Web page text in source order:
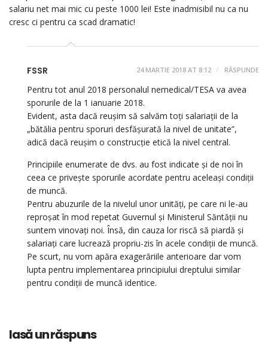
salariu net mai mic cu peste 1000 lei! Este inadmisibil nu ca nu
cresc ci pentru ca scad dramatic!
FSSR 24 MARTIE 2018 AT 8:12 RĂSPUNDE
Pentru tot anul 2018 personalul nemedical/TESA va avea
sporurile de la 1 ianuarie 2018.
Evident, asta dacă reușim să salvăm toți salariații de la
„bătălia pentru sporuri desfășurată la nivel de unitate”,
adică dacă reușim o construcție etică la nivel central.
Principiile enumerate de dvs. au fost indicate și de noi în
ceea ce privește sporurile acordate pentru aceleași condiții
de muncă.
Pentru abuzurile de la nivelul unor unități, pe care ni le-au
reproșat în mod repetat Guvernul și Ministerul Săntății nu
suntem vinovați noi. Însă, din cauza lor riscă să piardă și
salariați care lucrează propriu-zis în acele condiții de muncă.
Pe scurt, nu vom apăra exagerăriile anterioare dar vom
lupta pentru implementarea principiului dreptului similar
pentru condiții de muncă identice.
lasă un răspuns